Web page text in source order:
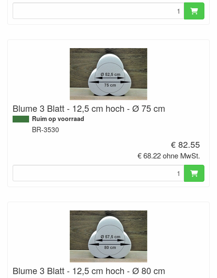
Blume 3 Blatt - 12,5 cm hoch - Ø 75 cm
Ruim op voorraad
BR-3530
€ 82.55
€ 68.22 ohne MwSt.
Blume 3 Blatt - 12,5 cm hoch - Ø 80 cm